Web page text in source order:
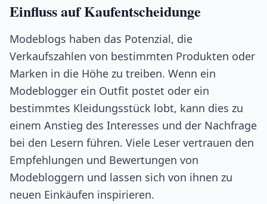
Einfluss auf Kaufentscheidunge
Modeblogs haben das Potenzial, die
Verkaufszahlen von bestimmten Produkten oder
Marken in die Höhe zu treiben. Wenn ein
Modeblogger ein Outfit postet oder ein
bestimmtes Kleidungsstück lobt, kann dies zu
einem Anstieg des Interesses und der Nachfrage
bei den Lesern führen. Viele Leser vertrauen den
Empfehlungen und Bewertungen von
Modebloggern und lassen sich von ihnen zu
neuen Einkäufen inspirieren.